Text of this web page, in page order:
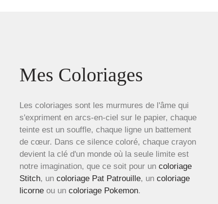
Mes Coloriages
Les coloriages sont les murmures de l'âme qui
s'expriment en arcs-en-ciel sur le papier, chaque
teinte est un souffle, chaque ligne un battement
de cœur. Dans ce silence coloré, chaque crayon
devient la clé d'un monde où la seule limite est
notre imagination, que ce soit pour un coloriage
Stitch, un coloriage Pat Patrouille, un coloriage
licorne ou un coloriage Pokemon.